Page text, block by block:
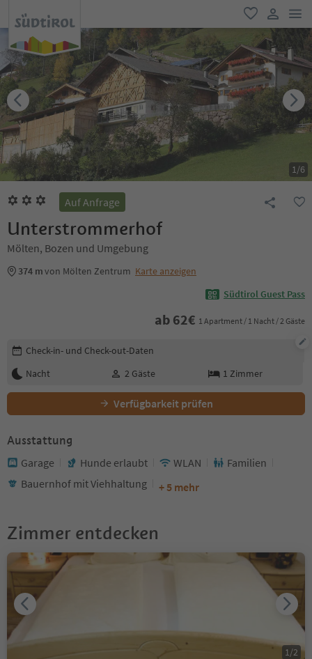
favorit
user link
1/6
Auf Anfrage
Unterstrommerhof
Mölten, Bozen und Umgebung
374 mvon Mölten Zentrum Karte anzeigen
Südtirol Guest Pass
ab 62€ 1 Apartment / 1 Nacht / 2 Gäste
Buchungsdetails bearbeiten
Check-in- und Check-out-Daten
Nacht
2 Gäste 1 Zimmer
Verfügbarkeit prüfen
Ausstattung
Garage Hunde erlaubt WLAN
Familien
Bauernhof mit Viehhaltung
+ 5 mehr
Zimmer entdecken
1 /2